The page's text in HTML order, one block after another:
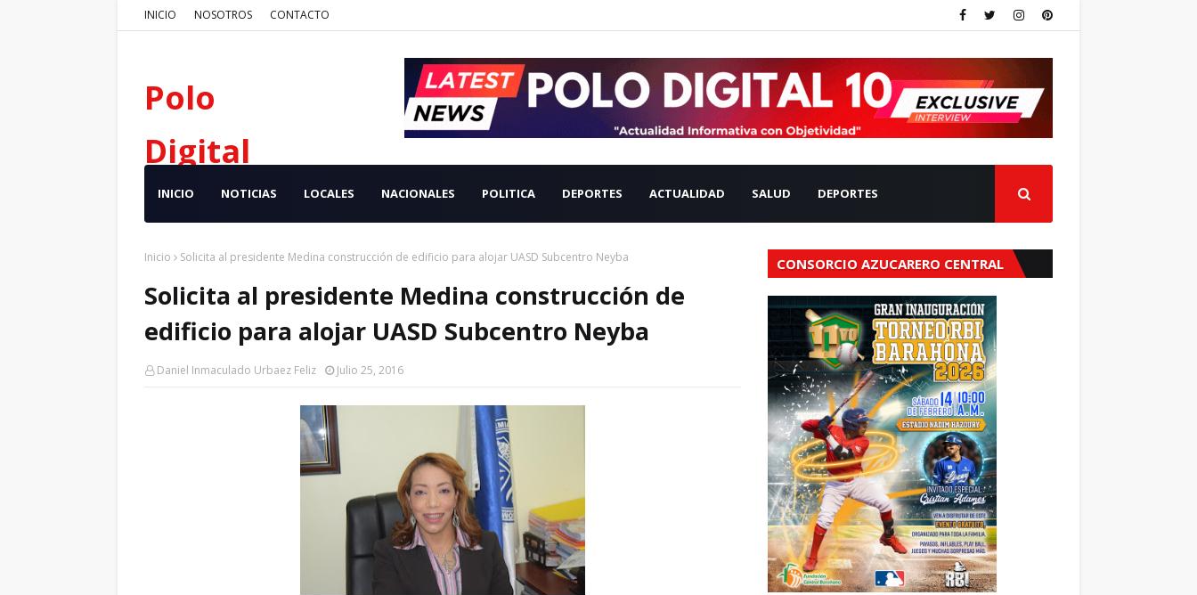
INICIO NOSOTROS CONTACTO
Polo
Digital
INICIO NOTICIAS LOCALES NACIONALES POLITICA DEPORTES ACTUALIDAD SALUD DEPORTES
Inicio Solicita al presidente Medina construcción de edificio para alojar UASD Subcentro Neyba
Solicita al presidente Medina construcción de
edificio para alojar UASD Subcentro Neyba
Daniel Inmaculado Urbaez Feliz Julio 25, 2016
CONSORCIO AZUCARERO CENTRAL